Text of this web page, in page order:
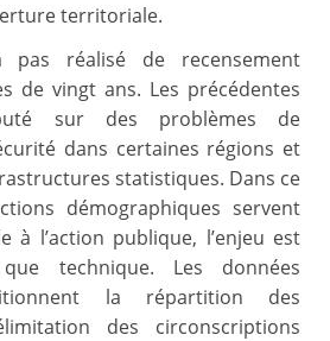
territoriale.
pas réalisé de recensement
de vingt ans. Les précédentes
sur des problèmes de
dans certaines régions et
statistiques. Dans ce
démographiques servent
à l’action publique, l’enjeu est
technique. Les données
la répartition des
des circonscriptions